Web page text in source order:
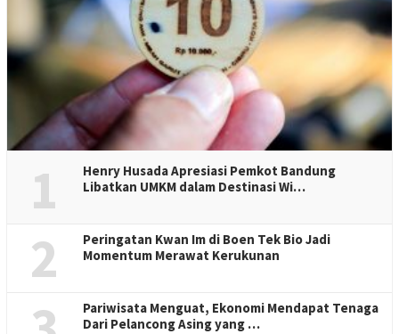
1
Henry Husada Apresiasi Pemkot Bandung
Libatkan UMKM dalam Destinasi Wi…
2
Peringatan Kwan Im di Boen Tek Bio Jadi
Momentum Merawat Kerukunan
Pariwisata Menguat, Ekonomi Mendapat Tenaga
Dari Pelancong Asing yang …